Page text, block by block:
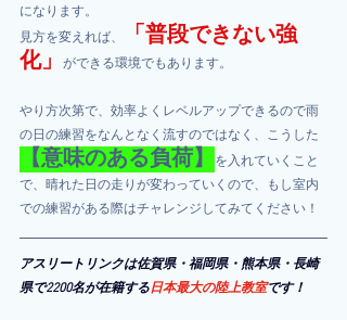
になります。
見方を変えれば、
「普段できない強
化」
ができる環境でもあります。
やり方次第で、効率よくレベルアップできるので雨
の日の練習をなんとなく流すのではなく、こうした
【意味のある負荷】
を入れていくこと
で、晴れた日の走りが変わっていくので、もし室内
での練習がある際はチャレンジしてみてください！
アスリートリンクは佐賀県・福岡県・熊本県・長崎
県で2200名が在籍する日本最大の陸上教室です！